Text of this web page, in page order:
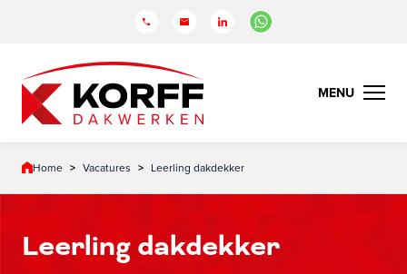
Home > Vacatures > Leerling dakdekker
Leerling dakdekker